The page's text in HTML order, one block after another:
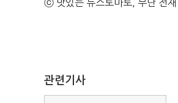
ⓒ 맛있는 뉴스토마토, 무단 전재
관련기사